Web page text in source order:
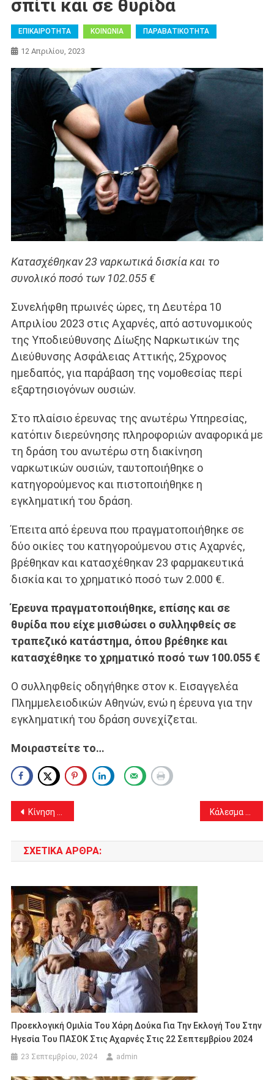
σπίτι και σε θυρίδα
ΕΠΙΚΑΙΡΟΤΗΤΑ ΚΟΙΝΩΝΙΑ ΠΑΡΑΒΑΤΙΚΟΤΗΤΑ
12 Απριλίου, 2023
Κατασχέθηκαν 23 ναρκωτικά δισκία και το
συνολικό ποσό των 102.055 €
Συνελήφθη πρωινές ώρες, τη Δευτέρα 10
Απριλίου 2023 στις Αχαρνές, από αστυνομικούς
της Υποδιεύθυνσης Δίωξης Ναρκωτικών της
Διεύθυνσης Ασφάλειας Αττικής, 25χρονος
ημεδαπός, για παράβαση της νομοθεσίας περί
εξαρτησιογόνων ουσιών.
Στο πλαίσιο έρευνας της ανωτέρω Υπηρεσίας,
κατόπιν διερεύνησης πληροφοριών αναφορικά με
τη δράση τoυ ανωτέρω στη διακίνηση
ναρκωτικών ουσιών, ταυτοποιήθηκε ο
κατηγορούμενος και πιστοποιήθηκε η
εγκληματική του δράση.
Έπειτα από έρευνα που πραγματοποιήθηκε σε
δύο οικίες του κατηγορούμενου στις Αχαρνές,
βρέθηκαν και κατασχέθηκαν 23 φαρμακευτικά
δισκία και το χρηματικό ποσό των 2.000 €.
Έρευνα πραγματοποιήθηκε, επίσης και σε
θυρίδα που είχε μισθώσει ο συλληφθείς σε
τραπεζικό κατάστημα, όπου βρέθηκε και
κατασχέθηκε το χρηματικό ποσό των 100.055 €
Ο συλληφθείς οδηγήθηκε στον κ. Εισαγγελέα
Πλημμελειοδικών Αθηνών, ενώ η έρευνα για την
εγκληματική του δράση συνεχίζεται.
Μοιραστείτε το…
Πλοήγηση
άρθρων
Κίνηση υψηλού ανθρωπισμού από τον κ. Φάνη Μπούκη και το Ασφαλιστικό γραφείο ΠΑΡΟΝ North Κάλεσμα για Πάσχα στο Μητροπολιτικό Πάρκο “Αντώνης Τρίτσης” από την Περιφέρεια Αττικής
ΣΧΕΤΙΚΆ ΆΡΘΡΑ:
Προεκλογική Ομιλία Του Χάρη Δούκα Για Την Εκλογή Του Στην
Ηγεσία Του ΠΑΣΟΚ Στις Αχαρνές Στις 22 Σεπτεμβρίου 2024
23 Σεπτεμβρίου, 2024 admin